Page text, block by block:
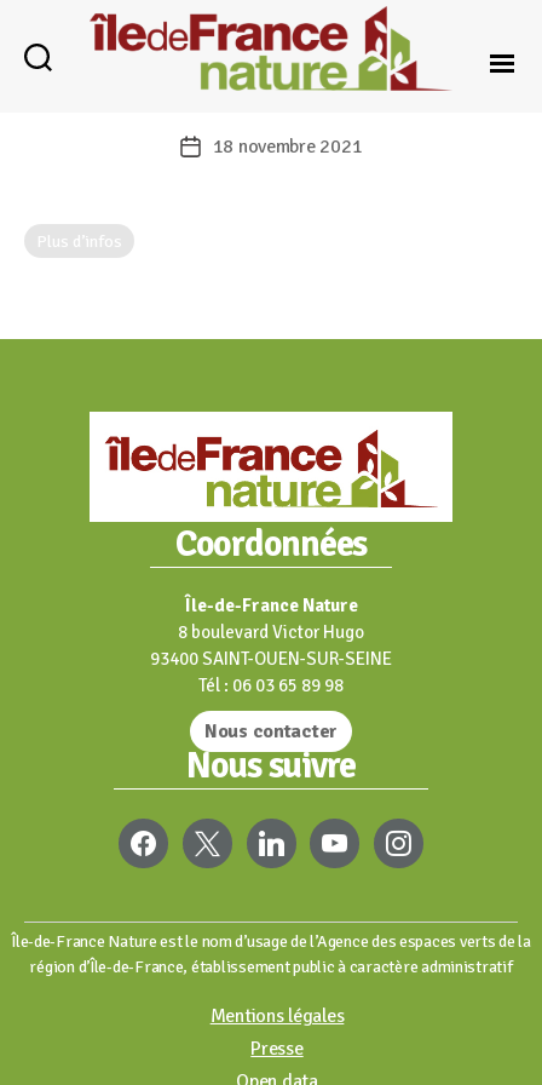
de-
Date18 novembre 2021
Plus d’infos
Coordonnées
Île-de-France Nature
8 boulevard Victor Hugo
93400 SAINT-OUEN-SUR-SEINE
Tél : 06 03 65 89 98
Nous contacter
Nous suivre
FACEBOOK
X LINKEDINYOUTUBEINSTAGRAM
Île-de-France Nature est le nom d’usage de l’Agence des espaces verts de la
région d’Île-de-France, établissement public à caractère administratif
Mentions légales
Presse